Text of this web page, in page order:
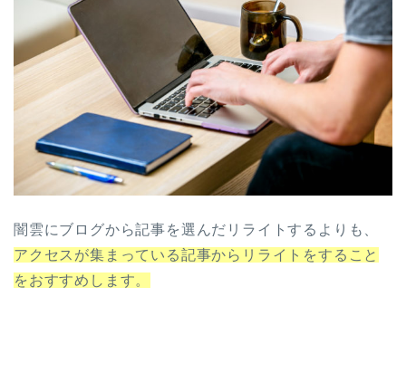
闇雲にブログから記事を選んだリライトするよりも、
アクセスが集まっている記事からリライトをすること
をおすすめします。